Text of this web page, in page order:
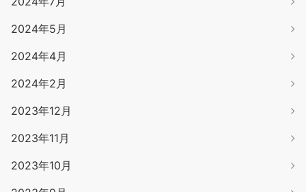
2024年5月
2024年4月
2024年2月
2023年12月
2023年11月
2023年10月